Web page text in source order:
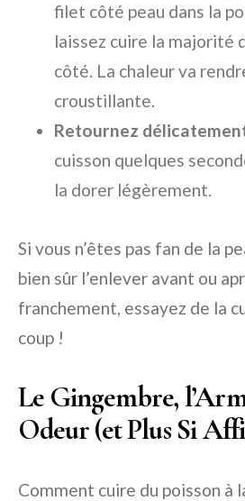
filet côté peau dans la
laissez cuire la majorité
côté. La chaleur va
croustillante.
Retournez
cuisson quelques
la dorer légèrement.
Si vous n’êtes pas fan de la
bien sûr l’enlever avant ou
franchement, essayez de la
coup !
Le Gingembre,
Odeur (et Plus Si
Comment cuire du poisson à